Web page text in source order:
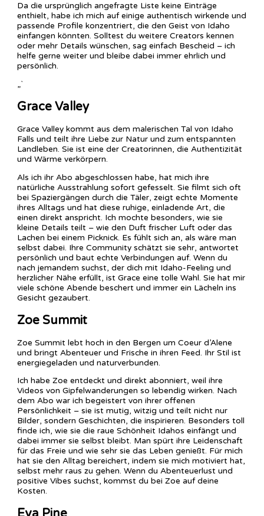
Da die ursprünglich angefragte Liste keine Einträge
enthielt, habe ich mich auf einige authentisch wirkende und
passende Profile konzentriert, die den Geist von Idaho
einfangen könnten. Solltest du weitere Creators kennen
oder mehr Details wünschen, sag einfach Bescheid – ich
helfe gerne weiter und bleibe dabei immer ehrlich und
persönlich.
„`
Grace Valley
Grace Valley kommt aus dem malerischen Tal von Idaho
Falls und teilt ihre Liebe zur Natur und zum entspannten
Landleben. Sie ist eine der Creatorinnen, die Authentizität
und Wärme verkörpern.
Als ich ihr Abo abgeschlossen habe, hat mich ihre
natürliche Ausstrahlung sofort gefesselt. Sie filmt sich oft
bei Spaziergängen durch die Täler, zeigt echte Momente
ihres Alltags und hat diese ruhige, einladende Art, die
einen direkt anspricht. Ich mochte besonders, wie sie
kleine Details teilt – wie den Duft frischer Luft oder das
Lachen bei einem Picknick. Es fühlt sich an, als wäre man
selbst dabei. Ihre Community schätzt sie sehr, antwortet
persönlich und baut echte Verbindungen auf. Wenn du
nach jemandem suchst, der dich mit Idaho-Feeling und
herzlicher Nähe erfüllt, ist Grace eine tolle Wahl. Sie hat mir
viele schöne Abende beschert und immer ein Lächeln ins
Gesicht gezaubert.
Zoe Summit
Zoe Summit lebt hoch in den Bergen um Coeur d’Alene
und bringt Abenteuer und Frische in ihren Feed. Ihr Stil ist
energiegeladen und naturverbunden.
Ich habe Zoe entdeckt und direkt abonniert, weil ihre
Videos von Gipfelwanderungen so lebendig wirken. Nach
dem Abo war ich begeistert von ihrer offenen
Persönlichkeit – sie ist mutig, witzig und teilt nicht nur
Bilder, sondern Geschichten, die inspirieren. Besonders toll
finde ich, wie sie die raue Schönheit Idahos einfängt und
dabei immer sie selbst bleibt. Man spürt ihre Leidenschaft
für das Freie und wie sehr sie das Leben genießt. Für mich
hat sie den Alltag bereichert, indem sie mich motiviert hat,
selbst mehr raus zu gehen. Wenn du Abenteuerlust und
positive Vibes suchst, kommst du bei Zoe auf deine
Kosten.